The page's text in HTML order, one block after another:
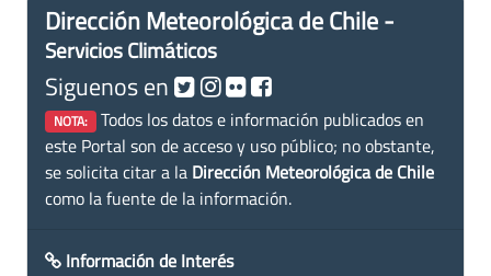
Dirección Meteorológica de Chile -
Servicios Climáticos
Siguenos en
NOTA: Todos los datos e información publicados en
este Portal son de acceso y uso público; no obstante,
se solicita citar a la Dirección Meteorológica de Chile
como la fuente de la información.
Información de Interés